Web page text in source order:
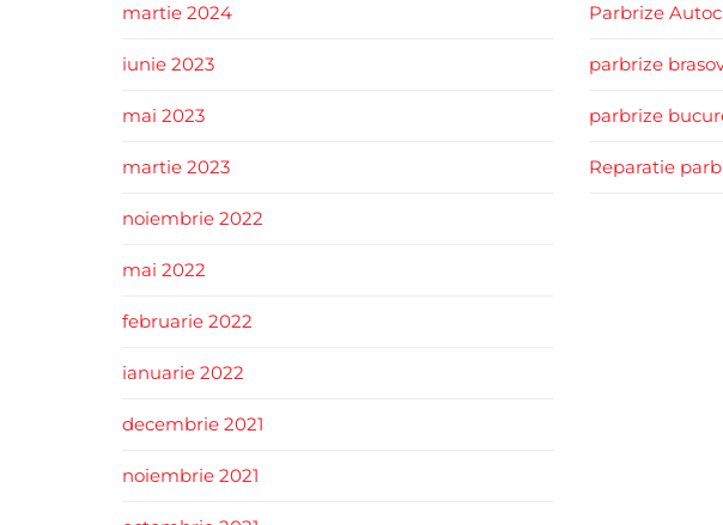
martie 2024
iunie 2023
mai 2023
martie 2023
noiembrie 2022
mai 2022
februarie 2022
ianuarie 2022
decembrie 2021
noiembrie 2021
Parbrize
parbrize
parbrize
Reparatie